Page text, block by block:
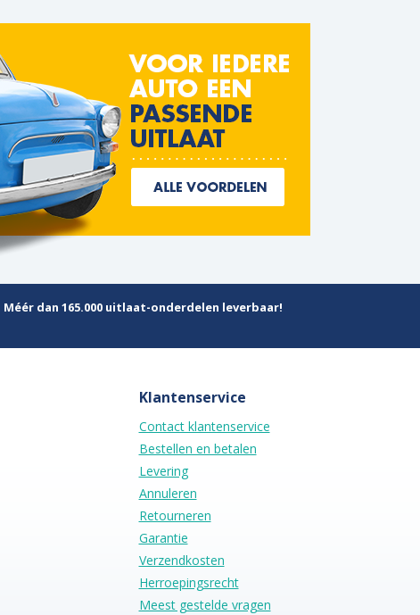
Méér dan 165.000 uitlaat-onderdelen leverbaar!
Klantenservice
Contact klantenservice
Bestellen en betalen
Levering
Annuleren
Retourneren
Garantie
Verzendkosten
Herroepingsrecht
Meest gestelde vragen